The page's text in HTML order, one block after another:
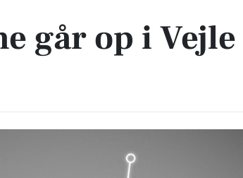
går op i Vejle